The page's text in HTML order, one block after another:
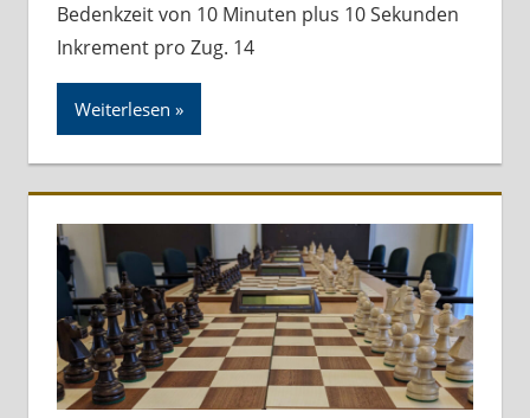
Bedenkzeit von 10 Minuten plus 10 Sekunden
Inkrement pro Zug. 14
Weiterlesen